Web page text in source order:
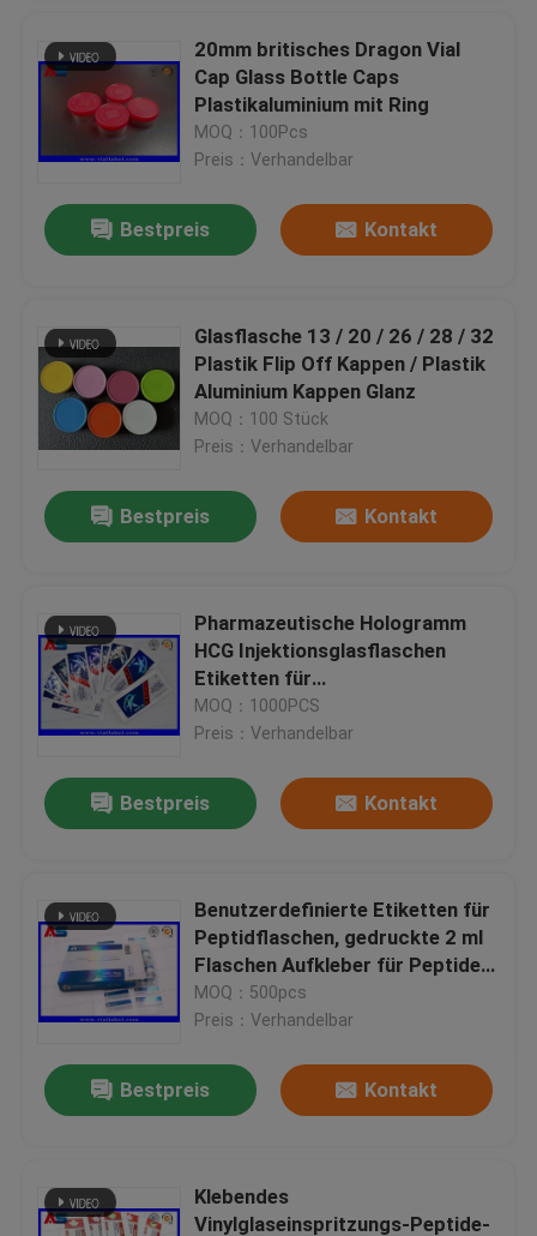
Haus
Produkte
Über uns
Treten Sie mit uns in Verbindung
Fordern Sie ein Zitat
Aufkleber der Phiolen-10mL
Kleine Flaschen-Aufkleber
20mm britisches Dragon Vial
Cap Glass Bottle Caps
Plastikaluminium mit Ring
MOQ：100Pcs
Preis：Verhandelbar
Bestpreis Kontakt
Glasflasche 13 / 20 / 26 / 28 / 32
Plastik Flip Off Kappen / Plastik
Aluminium Kappen Glanz
MOQ：100 Stück
Preis：Verhandelbar
Bestpreis Kontakt
Pharmazeutische Hologramm
HCG Injektionsglasflaschen
Etiketten für
Peptidverpackungen
Aufkleberetiketten
MOQ：1000PCS
Preis：Verhandelbar
Bestpreis Kontakt
Benutzerdefinierte Etiketten für
Peptidflaschen, gedruckte 2 ml
Flaschen Aufkleber für Peptide
Glasflaschen
MOQ：500pcs
Preis：Verhandelbar
Bestpreis Kontakt
Klebendes
Vinylglaseinspritzungs-Peptide-